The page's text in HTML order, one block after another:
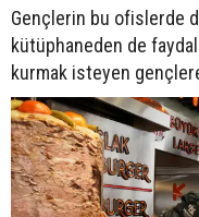
Gençlerin bu ofislerde
kütüphaneden de
kurmak isteyen